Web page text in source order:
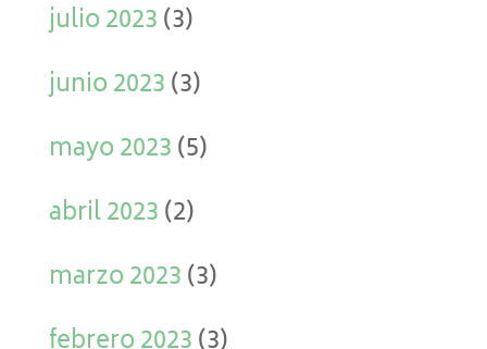
julio 2023(3)
junio 2023(3)
mayo 2023(5)
abril 2023(2)
marzo 2023(3)